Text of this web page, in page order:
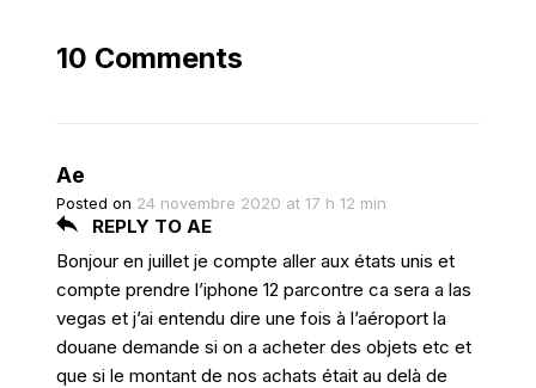
10 Comments
Ae
Posted on 24 novembre 2020 at 17 h 12 min
REPLY TO AE
Bonjour en juillet je compte aller aux états unis et
compte prendre l’iphone 12 parcontre ca sera a las
vegas et j’ai entendu dire une fois à l’aéroport la
douane demande si on a acheter des objets etc et
que si le montant de nos achats était au delà de